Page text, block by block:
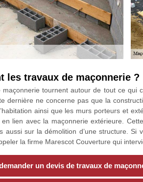
les travaux de maçonnerie ?
maçonnerie tournent autour de tout ce qui
dernière ne concerne pas que la
ainsi que les murs porteurs et
lien avec la maçonnerie extérieure.
aussi sur la démolition d’une structure.
la firme Marescot Couverture qui
un devis de travaux de